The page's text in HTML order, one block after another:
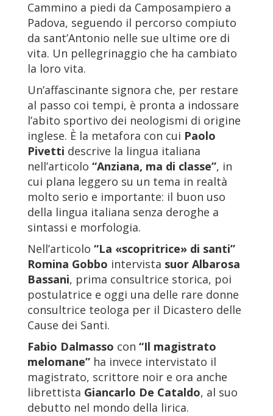
Cammino a piedi da Camposampiero a
Padova, seguendo il percorso compiuto
da sant’Antonio nelle sue ultime ore di
vita. Un pellegrinaggio che ha cambiato
la loro vita.
Un’affascinante signora che, per restare
al passo coi tempi, è pronta a indossare
l’abito sportivo dei neologismi di origine
inglese. È la metafora con cui Paolo
Pivetti descrive la lingua italiana
nell’articolo “Anziana, ma di classe”, in
cui plana leggero su un tema in realtà
molto serio e importante: il buon uso
della lingua italiana senza deroghe a
sintassi e morfologia.
Nell’articolo “La «scopritrice» di santi”
Romina Gobbo intervista suor Albarosa
Bassani, prima consultrice storica, poi
postulatrice e oggi una delle rare donne
consultrice teologa per il Dicastero delle
Cause dei Santi.
Fabio Dalmasso con “Il magistrato
melomane” ha invece intervistato il
magistrato, scrittore noir e ora anche
librettista Giancarlo De Cataldo, al suo
debutto nel mondo della lirica.